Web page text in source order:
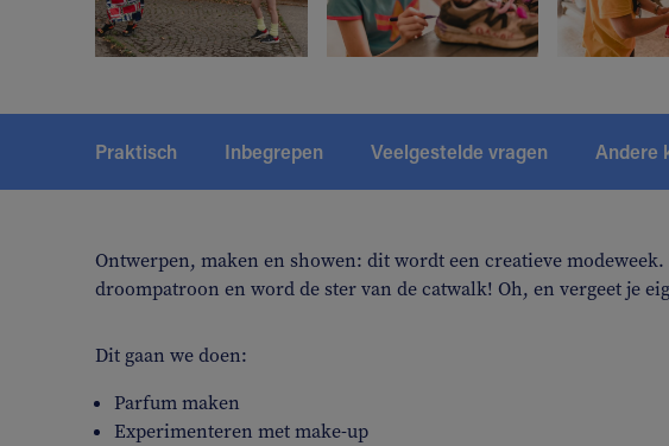
Praktisch Inbegrepen Veelgestelde vragen Andere
Ontwerpen, maken en showen: dit wordt een creatieve
droompatroon en word de ster van de catwalk! Oh, en vergeet je
Dit gaan we doen:
Parfum maken
Experimenteren met make-up